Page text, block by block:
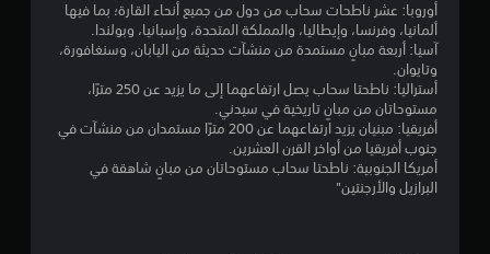
ل
ي
5
8
م
أوروبا: عشر ناطحات سحاب من دول من جميع أنحاء القارة؛ بما فيها
ألمانيا، وفرنسا، وإيطاليا، والمملكة المتحدة، وإسبانيا، وبولندا.
آسيا: أربعة مبانٍ مستمدة من منشآت حديثة من اليابان، وسنغافورة،
وتايوان.
أستراليا: ناطحتا سحاب يصل ارتفاعهما إلى ما يزيد عن 250 مترًا،
مستوحاتان من مبانٍ تاريخية في سيدني.
أفريقيا: مبنيان يزيد ارتفاعهما عن 200 مترًا مستمدان من منشآت في
جنوب أفريقيا من أواخر القرن العشرين.
أمريكا الجنوبية: ناطحتا سحاب مستوحاتان من مبانٍ شاهقة في
البرازيل والأرجنتين"